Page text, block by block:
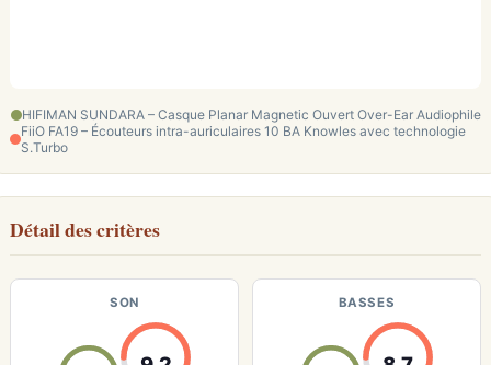
HIFIMAN SUNDARA – Casque Planar Magnetic Ouvert Over-Ear Audiophile
FiiO FA19 – Écouteurs intra-auriculaires 10 BA Knowles avec technologie
S.Turbo
Détail des critères
SON BASSES